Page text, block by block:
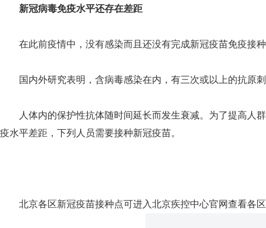
新冠病毒免疫水平还存在差距
在此前疫情中，没有感染而且还没有完成新冠疫苗免疫接
国内外研究表明，含病毒感染在内，有三次或以上的抗原
人体内的保护性抗体随时间延长而发生衰减。为了提高人
疫水平差距，下列人员需要接种新冠疫苗。
北京各区新冠疫苗接种点可进入北京疾控中心官网查看各